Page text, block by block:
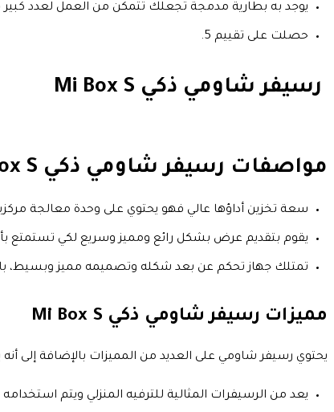
يوجد به بطارية مدمجة تجعلك تتمكن من العمل لعدد كبير
حصلت على تقييم 5.
رسيفر شاومي ذكي Mi Box S
مواصفات رسيفر شاومي ذكي Mi Box S
سعة تخزين أداؤها عالي فهو يحتوي على وحدة معالجة
يقوم بتقديم عرض بشكل رائع ومميز وسريع لكي تستمتع
تمتلك جهاز تحكم عن بعد شكله وتصميمه مميز وبسيط،
مميزات رسيفر شاومي ذكي Mi Box S
يحتوي رسيفر شاومي على العديد من المميزات بالإضافة إلى أنه
يعد من الرسيفرات المثالية للترفيه المنزلي ويتم استخدامه